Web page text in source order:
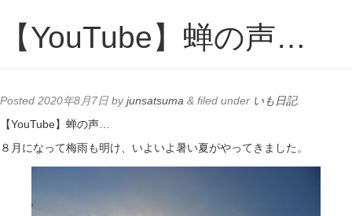
Live Schedule
Photo
Contact
【YouTube】蝉の声…
Posted 2020年8月7日 byjunsatsuma & filed under いも日記.
【YouTube】蝉の声…
８月になって梅雨も明け、いよいよ暑い夏がやってきました。